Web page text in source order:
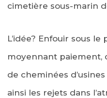
cimetière sous-marin
L’idée? Enfouir sous
moyennant paiement,
de cheminées
ainsi les rejets dans